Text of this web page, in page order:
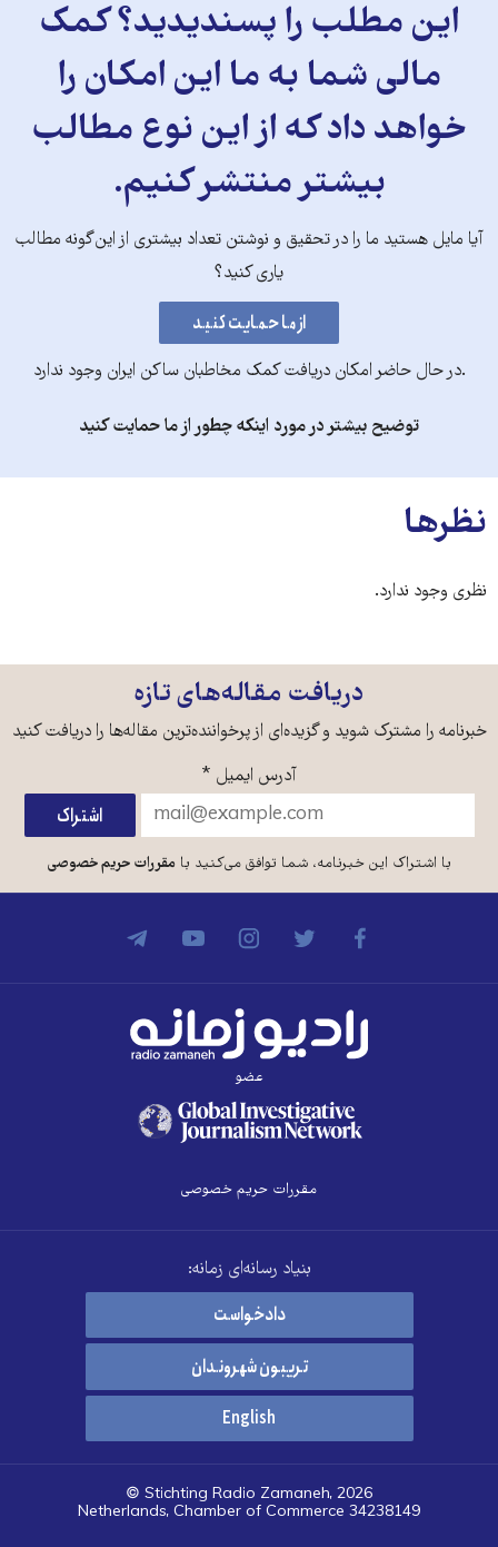
این مطلب را پسندیدید؟ کمک
مالی شما به ما این امکان را
خواهد داد که از این نوع مطالب
بیشتر منتشر کنیم.
آیا مایل هستید ما را در تحقیق و نوشتن تعداد بیشتری از این‌گونه مطالب
یاری کنید؟
.در حال حاضر امکان دریافت کمک مخاطبان ساکن ایران وجود ندارد
توضیح بیشتر در مورد اینکه چطور از ما حمایت کنید
نظرها
نظری وجود ندارد.
دریافت مقاله‌های تازه
خبرنامه را مشترک شوید و گزیده‌ای از پرخواننده‌ترین مقاله‌ها را دریافت کنید
آدرس ایمیل *
با اشتراک این خبرنامه، شما توافق می‌کنید بامقررات حریم خصوصی
عضو
مقررات حریم خصوصی
بنیاد رسانه‌ای زمانه:
دادخواست
تریبون شهروندان
English
© Stichting Radio Zamaneh, 2026
Netherlands, Chamber of Commerce 34238149